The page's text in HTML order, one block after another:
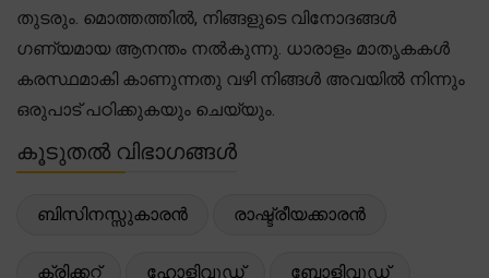
തുടരും. മൊത്തത്തിൽ, നിങ്ങളുടെ വിനോദങ്ങൾ
ഗണ്യമായ ആനന്തം നൽകുന്നു. ധാരാളം മാതൃകകൾ
കരസ്ഥമാകി കാണുന്നതു വഴി നിങ്ങൾ അവയിൽ നിന്നും
ഒരുപാട് പഠിക്കുകയും ചെയ്യും.
കൂടുതൽ വിഭാഗങ്ങൾ
ബിസിനസ്സുകാരൻ രാഷ്ട്രീയക്കാരൻ
ക്രിക്കറ്റ് ഹോളിവുഡ് ബോളിവുഡ്